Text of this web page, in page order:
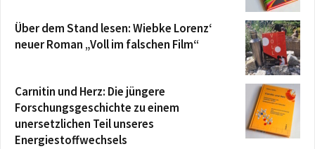
Über dem Stand lesen: Wiebke Lorenz‘
neuer Roman „Voll im falschen Film“
Carnitin und Herz: Die jüngere
Forschungsgeschichte zu einem
unersetzlichen Teil unseres
Energiestoffwechsels